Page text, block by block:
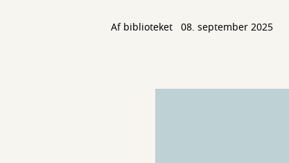
Af biblioteket 08. september 2025